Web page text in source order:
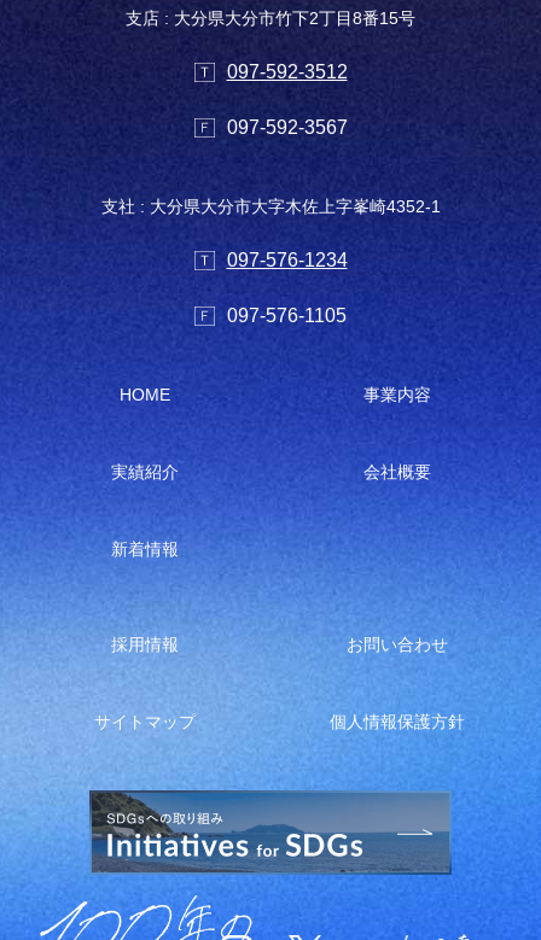
支店 : 大分県大分市竹下2丁目8番15号
097-592-3512
097-592-3567
支社 : 大分県大分市大字木佐上字峯崎4352-1
097-576-1234
097-576-1105
HOME 事業内容
実績紹介 会社概要
新着情報
採用情報 お問い合わせ
サイトマップ 個人情報保護方針